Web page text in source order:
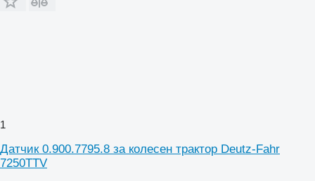
1
Датчик 0.900.7795.8 за колесен трактор Deutz-Fahr
7250TTV